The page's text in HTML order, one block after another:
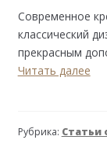
Современное
классический
прекрасным
Читать далее
в
Рубрика: Статьи